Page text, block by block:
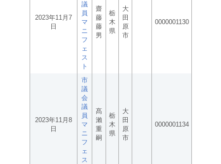
2023年11月7
日
議
員
マ
ニ
フ
ェ
ス
ト
齋
藤
藤
男
栃
木
県
大
田
原
市
0000001130
2023年11月8
日
市
議
会
議
員
マ
ニ
フ
ェ
ス
髙
瀨
重
嗣
栃
木
県
大
田
原
市
0000001134